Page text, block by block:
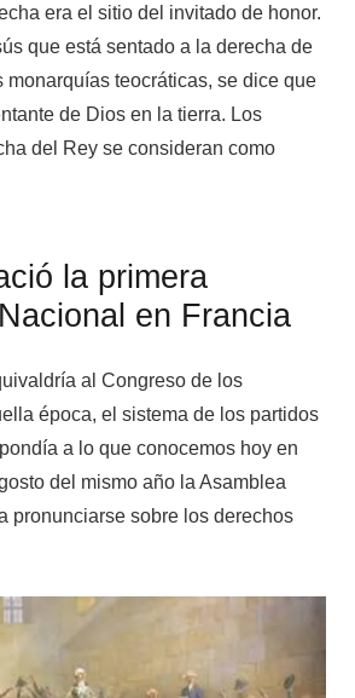
era el sitio del invitado de honor.
que está sentado a la derecha de
monarquías teocráticas, se dice que
de Dios en la tierra. Los
del Rey se consideran como
la primera
en Francia
al Congreso de los
época, el sistema de los partidos
a lo que conocemos hoy en
del mismo año la Asamblea
pronunciarse sobre los derechos